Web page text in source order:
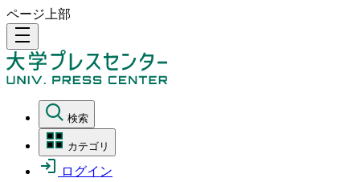
ページ上部
density_medium
検索
カテゴリ
ログイン